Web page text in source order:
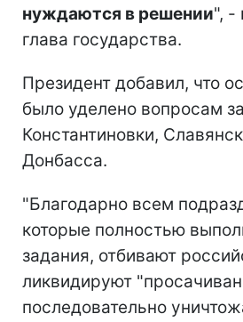
нуждаются в решении", -
глава государства.
Президент добавил, что
было уделено вопросам
Константиновки,
Донбасса.
"Благодарно всем
которые полностью
задания, отбивают
ликвидируют
последовательно